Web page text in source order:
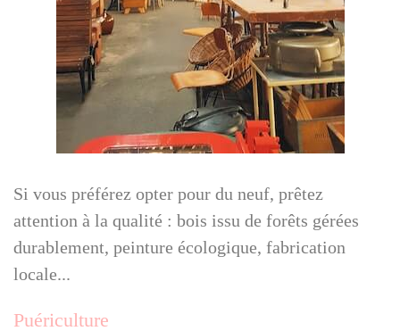
Si vous préférez opter pour du neuf, prêtez
attention à la qualité : bois issu de forêts gérées
durablement, peinture écologique, fabrication
locale...
Puériculture